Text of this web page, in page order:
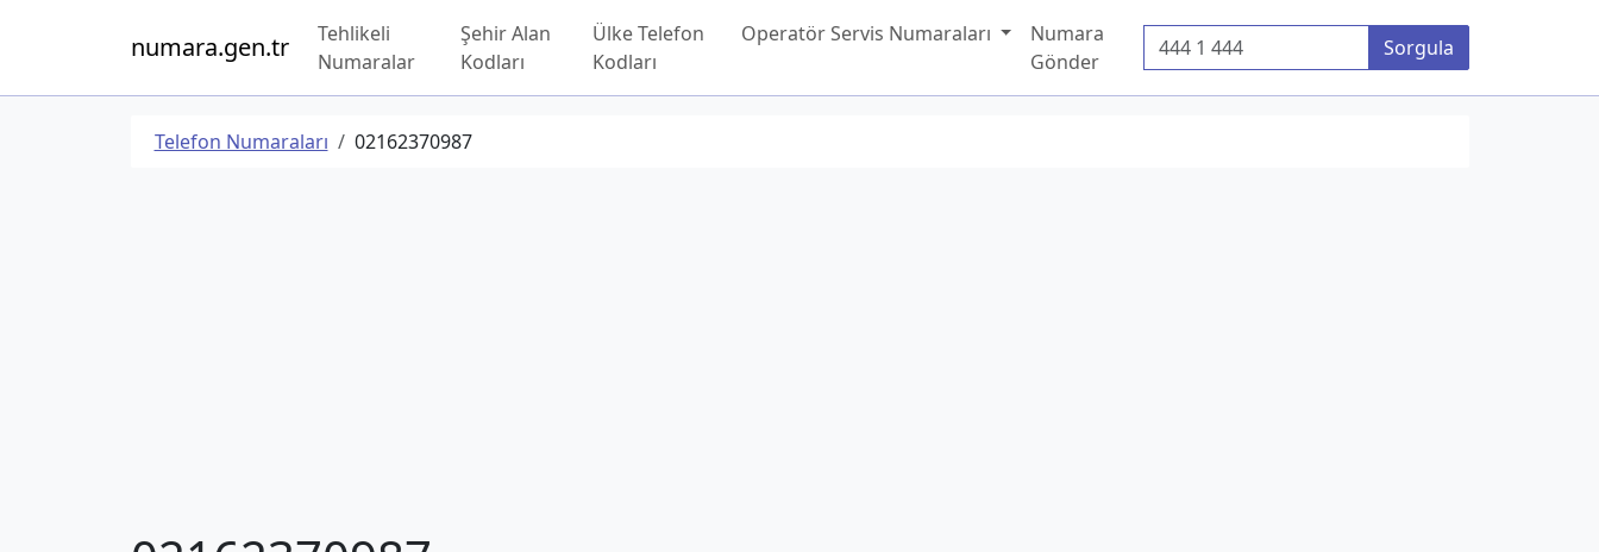
numara.gen.tr
Tehlikeli
Numaralar
Şehir Alan
Kodları
Ülke Telefon
Kodları
Operatör Servis Numaraları
Numara
Gönder
Telefon Numarası Sorgula
Telefon Numaraları 02162370987